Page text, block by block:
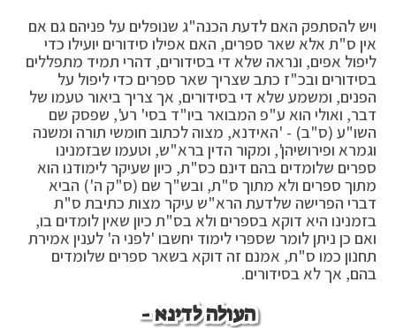
ויש להסתפק האם לדעת הכנה"ג שנופלים על פניהם גם אם
אין ס"ת אלא שאר ספרים, האם אפילו סידורים יועילו כדי
ליפול אפים, ונראה שלא די בסידורים, דהרי תמיד מתפללים
בסידורים ובכ"ז כתב שצריך שאר ספרים כדי ליפול על
הפנים, ומשמע שלא די בסידורים, אך צריך ביאור טעמו של
דבר, ואולי הוא ע"פ המבואר ביו"ד בסי' רע', שפסק שם
השו"ע (ס"ב) - 'האידנא, מצוה לכתוב חומשי תורה ומשנה
וגמרא ופירושיהן', ומקור הדין ברא"ש, וטעמו שבזמנינו
ספרים שלומדים בהם דינם כס"ת, כיון שעיקר לימודנו הוא
מתוך ספרים ולא מתוך ס"ת, ובש"ך שם (ס"ק ה') הביא
דברי הפרישה שלדעת הרא"ש עיקר מצות כתיבת ס"ת
בזמנינו היא דוקא בספרים ולא בס"ת כיון שאין לומדים בו,
ואם כן ניתן לומר שספרי לימוד יחשבו 'לפני ה' לענין אמירת
תחנון כמו ס"ת, אמנם זה דוקא בשאר ספרים שלומדים
בהם, אך לא בסידורים.
העולה לדינא -